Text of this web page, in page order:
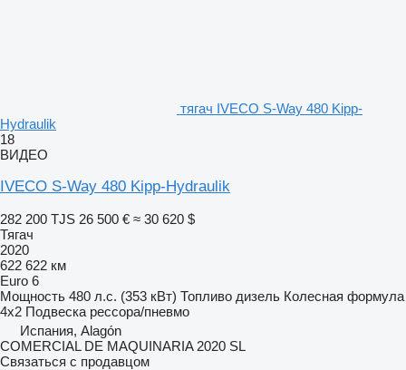
тягач IVECO S-Way 480 Kipp-
Hydraulik
18
ВИДЕО
IVECO S-Way 480 Kipp-Hydraulik
282 200 TJS 26 500 € ≈ 30 620 $
Тягач
2020
622 622 км
Euro 6
Мощность 480 л.с. (353 кВт) Топливо дизель Колесная формула
4x2 Подвеска рессора/пневмо
Испания, Alagón
COMERCIAL DE MAQUINARIA 2020 SL
Связаться с продавцом